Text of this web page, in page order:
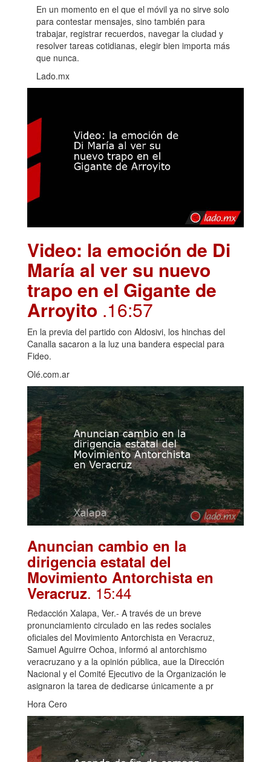
En un momento en el que el móvil ya no sirve solo
para contestar mensajes, sino también para
trabajar, registrar recuerdos, navegar la ciudad y
resolver tareas cotidianas, elegir bien importa más
que nunca.
Lado.mx
Video: la emoción de Di
María al ver su nuevo
trapo en el Gigante de
Arroyito .16:57
En la previa del partido con Aldosivi, los hinchas del
Canalla sacaron a la luz una bandera especial para
Fideo.
Olé.com.ar
Anuncian cambio en la
dirigencia estatal del
Movimiento Antorchista en
Veracruz. 15:44
Redacción Xalapa, Ver.- A través de un breve
pronunciamiento circulado en las redes sociales
oficiales del Movimiento Antorchista en Veracruz,
Samuel Aguirre Ochoa, informó al antorchismo
veracruzano y a la opinión pública, aue la Dirección
Nacional y el Comité Ejecutivo de la Organización le
asignaron la tarea de dedicarse únicamente a pr
Hora Cero